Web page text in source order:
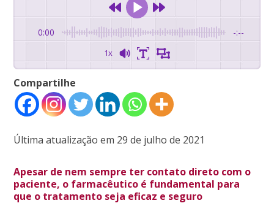
0:00 -:--
1x
Compartilhe
Última atualização em 29 de julho de 2021
Apesar de nem sempre ter contato direto com o
paciente, o farmacêutico é fundamental para
que o tratamento seja eficaz e seguro